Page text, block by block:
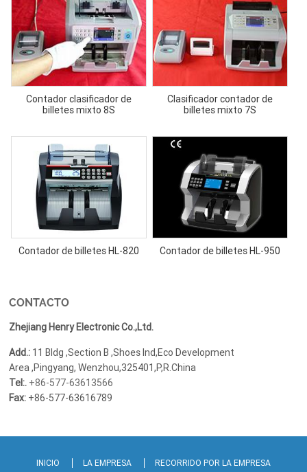
Contador clasificador de
billetes mixto 8S
Clasificador contador de
billetes mixto 7S
Contador de billetes HL-820 Contador de billetes HL-950
CONTACTO
Zhejiang Henry Electronic Co.,Ltd.
Add.: 11 Bldg ,Section B ,Shoes Ind,Eco Development
Area ,Pingyang, Wenzhou,325401,P,R.China
Tel:. +86-577-63613566
Fax: +86-577-63616789
INICIO LA EMPRESA RECORRIDO POR LA EMPRESA